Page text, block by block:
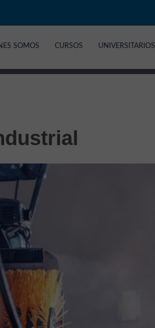
SOMOS CURSOS UNIVERSITARIOS